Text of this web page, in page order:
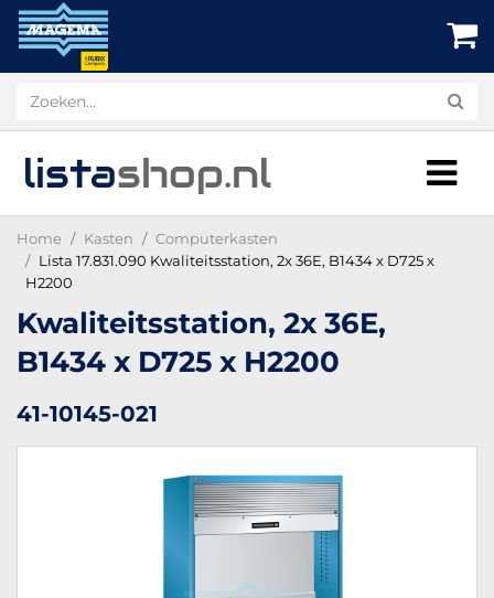
listashop.nl
Home Kasten
Computerkasten
Lista 17.831.090 Kwaliteitsstation, 2x 36E, B1434 x D725 x
H2200
Kwaliteitsstation, 2x 36E,
B1434 x D725 x H2200
41-10145-021